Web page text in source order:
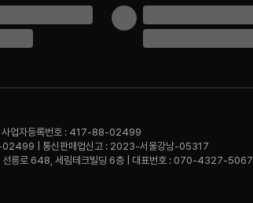
사업자등록번호 : 417-88-02499
| 통신판매업신고 : 2023-서울강남-05317
선릉로 648, 세림테크빌딩 6층 | 대표번호 : 070-4327-5067